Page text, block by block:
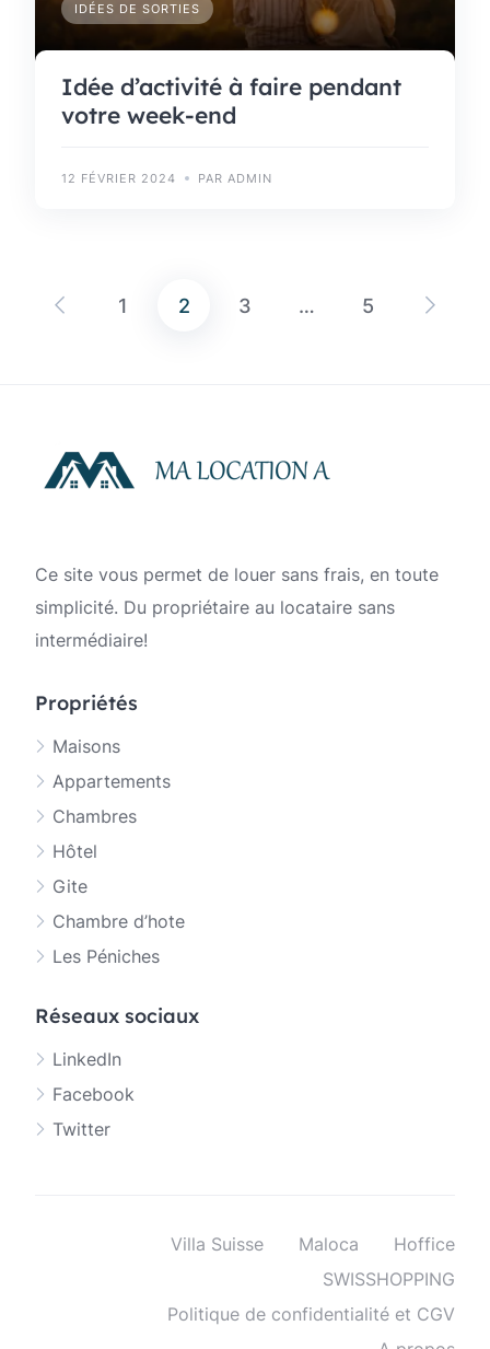
IDÉES DE SORTIES
Idée d’activité à faire pendant
votre week-end
12 FÉVRIER 2024 PAR ADMIN
Pagination
1 2 3 … 5
Ce site vous permet de louer sans frais, en toute
simplicité. Du propriétaire au locataire sans
intermédiaire!
Propriétés
Maisons
Appartements
Chambres
Hôtel
Gite
Chambre d’hote
Les Péniches
Réseaux sociaux
LinkedIn
Facebook
Twitter
Villa Suisse Maloca
Hoffice
SWISSHOPPING
Politique de confidentialité et CGV